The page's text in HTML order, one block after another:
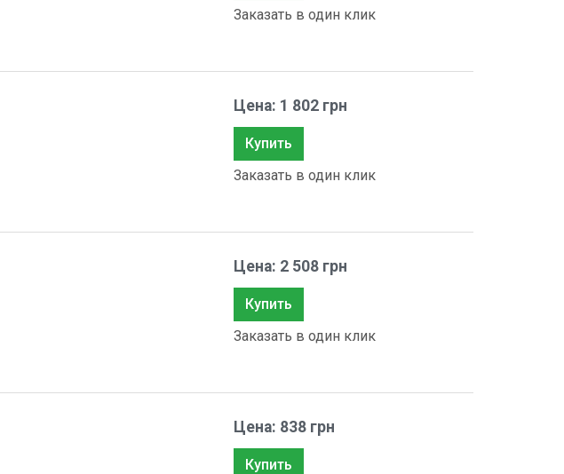
Заказать в один клик
Цена: 1 802 грн
Купить
Заказать в один клик
Цена: 2 508 грн
Купить
Заказать в один клик
Цена: 838 грн
Купить